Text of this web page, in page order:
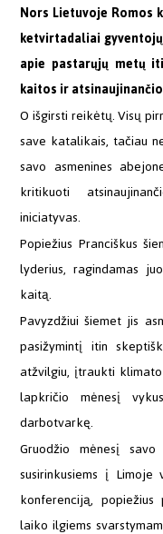
Nors Lietuvoje Romos
ketvirtadaliai
apie pastarųjų metų
kaitos ir
O išgirsti reikėtų. Visų
save katalikais, tačiau
savo asmenines
kritikuoti
iniciatyvas.
Popiežius Pranciškus
lyderius, ragindamas
kaitą.
Pavyzdžiui šiemet jis
pasižymintį itin
atžvilgiu, įtraukti
lapkričio mėnesį
darbotvarkę.
Gruodžio mėnesį
susirinkusiems į
konferenciją,
laiko ilgiems